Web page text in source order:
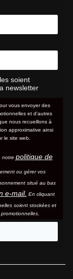
soient
newsletter
vous envoyer des
et d'autres
nous recueillons à
approximative ainsi
le site web.
notre politique de
ou gérer vos
situé au bas
e-mail. En cliquant
soient stockées et